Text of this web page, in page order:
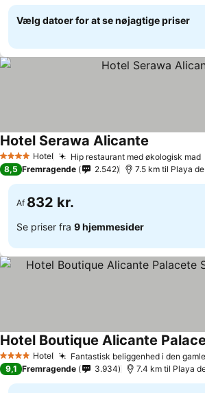
Vælg datoer for at se nøjagtige priser
4 StjernerHotel Hip restaurant med økologisk mad
Hotel Serawa Alicante
8,5 Fremragende 2.542 7.5 km til Playa
Af 832 kr.
Se priser fra 9 hjemmesider
4 StjernerHotel Fantastisk beliggenhed i den
9,1 Fremragende 3.934 7.4 km til Playa